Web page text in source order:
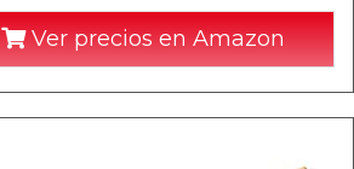
Ver precios en Amazon